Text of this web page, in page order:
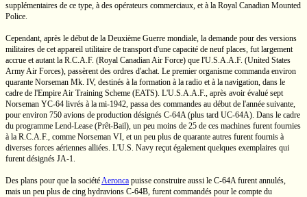
supplémentaires de ce type, à des opérateurs commerciaux, et à la Royal Canadian Mounted
Police.
Cependant, après le début de la Deuxième Guerre mondiale, la demande pour des versions
militaires de cet appareil utilitaire de transport d'une capacité de neuf places, fut largement
accrue et autant la R.C.A.F. (Royal Canadian Air Force) que l'U.S.A.A.F. (United States
Army Air Forces), passèrent des ordres d'achat. Le premier organisme commanda environ
quarante Norseman Mk. IV, destinés à la formation à la radio et à la navigation, dans le
cadre de l'Empire Air Training Scheme (EATS). L'U.S.A.A.F., après avoir évalué sept
Norseman YC-64 livrés à la mi-1942, passa des commandes au début de l'année suivante,
pour environ 750 avions de production désignés C-64A(plus tard UC-64A). Dans le cadre
du programme Lend-Lease (Prêt-Bail), un peu moins de 25 de ces machines furent fournies
à la R.C.A.F., comme Norseman VI, et un peu plus de quarante autres furent fournis à
diverses forces aériennes alliées. L'U.S. Navy reçut également quelques exemplaires qui
furent désignés JA-1.
Des plans pour que la sociétéAeronca puisse construire aussi le C-64Afurent annulés,
mais un peu plus de cing hydravions C-64B, furent commandés pour le compte du